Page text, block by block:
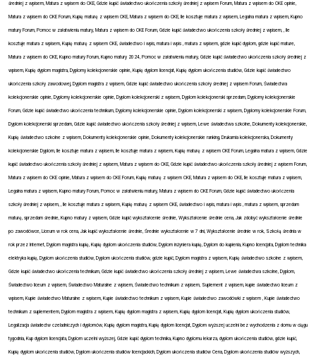
średniej z wpisem, Matura z wpisem do CKE, Gdzie kupić świadectwo ukończenia szkoły średniej z wpisem Forum, Matura z wpisem do CKE opinie,
Matura z wpisem do CKE Forum, Kupię maturę z wpisem CKE, Matura z wpisem do CKE, Ile kosztuje matura z wpisem, Legalna matura z wpisem, Kupno
matury Forum, Pomoc w załatwieniu matury, Matura z wpisem do CKE Forum, Gdzie kupić świadectwo ukończenia szkoły średniej z wpisem, , Ile
kosztuje matura z wpisem, Kupię maturę z wpisem CKE, świadectwo i wpis, matura i wpis , matura z wpisem, gdzie kupić dyplom, gdzie kupić mature,
Matura z wpisem do CKE, Kupno matury Forum, Kupno matury 2024, Pomoc w załatwieniu matury, Gdzie kupić świadectwo ukończenia szkoły średniej z
wpisem, Kupię dyplom magistra, Dyplomy kolekcjonerskie opinie, Kupię dyplom licencjat, Kupię dyplom ukończenia studiów, Gdzie kupić świadectwo
ukończenia szkoły zawodowej, Dyplom magistra z wpisem, Gdzie kupić świadectwo ukończenia szkoły średniej z wpisem Forum, Świadectwa
kolekcjonerskie opinie, Dyplomy kolekcjonerskie opinie, Dyplom kolekcjonerski z wpisem, Dyplom kolekcjonerski sprzedam, Dyplomy kolekcjonerskie
Forum, Gdzie kupić świadectwo ukończenia technikum, Dyplomy kolekcjonerskie opinie, Dyplom kolekcjonerski z wpisem, Dyplomy kolekcjonerskie Forum,
Dyplom kolekcjonerski sprzedam, Gdzie kupić świadectwo ukończenia szkoły średniej z wpisem, Lewe świadectwa szkolne, Dokumenty kolekcjonerskie,
Kupię świadectwo szkolne z wpisem, Dokumenty kolekcjonerskie opinie, Dokumenty kolekcjonerskie ranking, Drukarnia kolekcjonerska, Dokumenty
kolekcjonerskie Dyplom, Ile kosztuje matura z wpisem, Ile kosztuje matura z wpisem, Kupię maturę z wpisem CKE Forum, Legalna matura z wpisem, Gdzie
kupić świadectwo ukończenia szkoły średniej z wpisem, Matura z wpisem do CKE, Gdzie kupić świadectwo ukończenia szkoły średniej z wpisem Forum,
Matura z wpisem do CKE opinie, Matura z wpisem do CKE Forum, Kupię maturę z wpisem CKE, Matura z wpisem do CKE, Ile kosztuje matura z wpisem,
Legalna matura z wpisem, Kupno matury Forum, Pomoc w załatwieniu matury, Matura z wpisem do CKE Forum, Gdzie kupić świadectwo ukończenia
szkoły średniej z wpisem, , Ile kosztuje matura z wpisem, Kupię maturę z wpisem CKE, świadectwo i wpis, matura i wpis , matura z wpisem, sprzedam
maturę, sprzedam średnie, Kupno matury z wpisem, Gdzie kupić wykształcenie średnie, Wykształcenie średnie cena, Jak zdobyć wykształcenie średnie
po zawodówce, Liceum w rok cena, Jak kupić wykształcenie średnie, Średnie wykształcenie w 7 dni, Wykształcenie średnie w rok, Szkołą średnia w
rok przez Internet, Dyplom magistra kupię, Kupię dyplom ukończenia studiów, Dyplom inżyniera kupię, Dyplom do kupienia, Kupno licencjata, Dyplom technika
elektryka kupię, Dyplom ukończenia studiów, Dyplom ukończenia studiów, gdzie kupić, Dyplom magistra z wpisem, Kupię świadectwo szkolne z wpisem,
Gdzie kupić świadectwo ukończenia technikum, Gdzie kupić świadectwo ukończenia szkoły średniej z wpisem, Lewe świadectwa szkolne, Dyplom,
Świadectwo liceum z wpisem, Świadectwo Maturalne z wpisem, Świadectwo technikum z wpisem, Suplement z wpisem, kupie świadectwo liceum z
wpisem, Kupie świadectwo Maturalne z wpisem, Kupie świadectwo technikum z wpisem, Kupie świadectwo zawodówki z wpisem , Kupie świadectwo
technikum z suplementem, Dyplom magistra z wpisem, Kupię dyplom magistra z wpisem, Kupię dyplom licencjat, Kupię dyplom ukończenia studiów,
Legalizacja świadectw czeladniczych i dyplomów, Kupię dyplom magistra, Kupię dyplom licencjat, Dyplom wyższej uczelni bez wychodzenia z domu w ciągu
tygodnia, Kup dyplom licencjata, Dyplom uczelni wyższej, Gdzie kupić dyplom technika, Kupno dyplomu lekarza, dyplom ukończenia studiów, gdzie kupić,
Kupię dyplom ukończenia studiów, Dyplom ukończenia studiów licencjackich, Dyplom ukończenia studiów Cena, Dyplom ukończenia studiów wyższych,